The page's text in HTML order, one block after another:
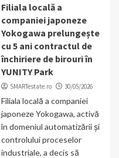
Filiala locală a
companiei japoneze
Yokogawa prelungește
cu 5 ani contractul de
închiriere de birouri în
YUNITY Park
SMARTestate.ro 30/05/2026
Filiala locală a companiei
japoneze Yokogawa, activă
în domeniul automatizării și
controlului proceselor
industriale, a decis să